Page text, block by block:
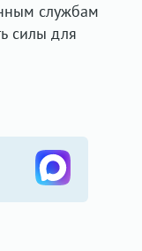
службам
силы для